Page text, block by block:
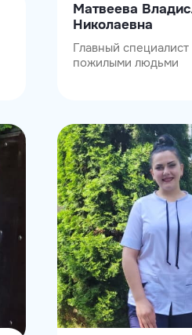
Матвеева
Николаевна
Главный
пожилыми людьми